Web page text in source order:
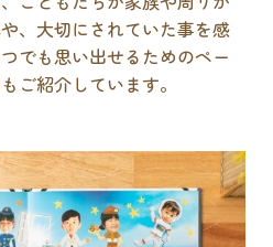
、大切にされていた事を感
でも思い出せるためのペー
ご紹介しています。